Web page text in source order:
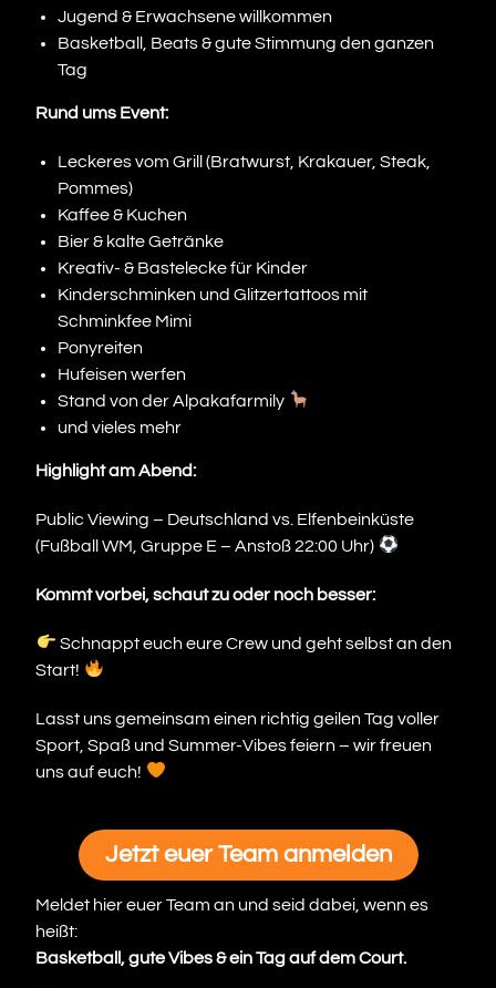
Jugend & Erwachsene willkommen
Basketball, Beats & gute Stimmung den ganzen
Tag
Rund ums Event:
Leckeres vom Grill (Bratwurst, Krakauer, Steak,
Pommes)
Kaffee & Kuchen
Bier & kalte Getränke
Kreativ- & Bastelecke für Kinder
Kinderschminken und Glitzertattoos mit
Schminkfee Mimi
Ponyreiten
Hufeisen werfen
Stand von der Alpakafarmily
und vieles mehr
Highlight am Abend:
Public Viewing – Deutschland vs. Elfenbeinküste
(Fußball WM, Gruppe E – Anstoß 22:00 Uhr)
Kommt vorbei, schaut zu oder noch besser:
Schnappt euch eure Crew und geht selbst an den
Start!
Lasst uns gemeinsam einen richtig geilen Tag voller
Sport, Spaß und Summer-Vibes feiern – wir freuen
uns auf euch!
Jetzt euer Team anmelden
Meldet hier euer Team an und seid dabei, wenn es
heißt:
Basketball, gute Vibes & ein Tag auf dem Court.